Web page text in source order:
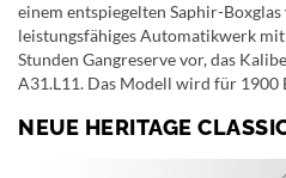
einem entspiegelten Saphir-Boxglas
leistungsfähiges Automatikwerk
Stunden Gangreserve vor, das
A31.L11. Das Modell wird für 1900
NEUE HERITAGE